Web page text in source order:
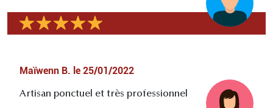
Maïwenn B. le 25/01/2022
Artisan ponctuel et très professionnel